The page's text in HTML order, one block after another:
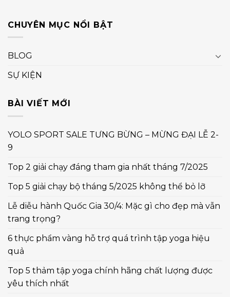
CHUYÊN MỤC NỔI BẬT
BLOG
SỰ KIỆN
BÀI VIẾT MỚI
YOLO SPORT SALE TƯNG BỪNG – MỪNG ĐẠI LỄ 2-
9
Top 2 giải chạy đáng tham gia nhất tháng 7/2025
Top 5 giải chạy bộ tháng 5/2025 không thể bỏ lỡ
Lễ diễu hành Quốc Gia 30/4: Mặc gì cho đẹp mà vẫn
trang trọng?
6 thực phẩm vàng hỗ trợ quá trình tập yoga hiệu
quả
Top 5 thảm tập yoga chính hãng chất lượng được
yêu thích nhất